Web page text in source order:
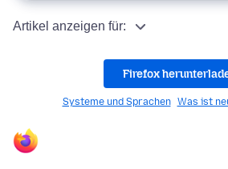
Artikel anzeigen für:
Firefox
Systeme und Sprachen Was ist